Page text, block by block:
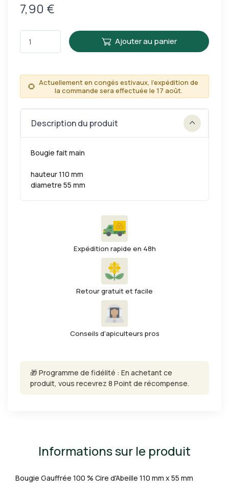
7,90 €
Ajouter au panier
🌻 Actuellement en congés estivaux, l'expédition de
la commande sera effectuée le 17 août.
Description du produit
Bougie fait main
hauteur 110 mm
diametre 55 mm
Expédition rapide en 48h
Retour gratuit et facile
Conseils d'apiculteurs pros
🎁 Programme de fidélité : En achetant ce
produit, vous recevrez 8 Point de récompense.
Informations sur le produit
Bougie Gauffrée 100 % Cire d'Abeille 110 mm x 55 mm